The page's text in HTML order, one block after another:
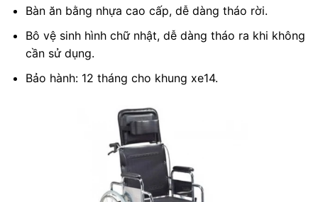
Bàn ăn bằng nhựa cao cấp, dễ dàng tháo rời.
Bô vệ sinh hình chữ nhật, dễ dàng tháo ra khi không
cần sử dụng.
Bảo hành: 12 tháng cho khung xe14.